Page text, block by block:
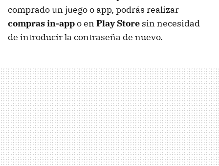
comprado un juego o app, podrás realizar
compras in-appo en Play Store sin necesidad
de introducir la contraseña de nuevo.